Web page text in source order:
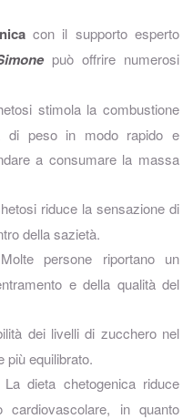
con il supporto esperto
può offrire numerosi
stimola la combustione
di peso in modo rapido e
a consumare la massa
riduce la sensazione di
della sazietà.
persone riportano un
e della qualità del
dei livelli di zucchero nel
più equilibrato.
dieta chetogenica riduce
in quanto